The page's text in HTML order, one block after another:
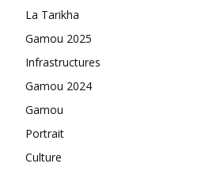
La Tarikha
Gamou 2025
Infrastructures
Gamou 2024
Gamou
Portrait
Culture